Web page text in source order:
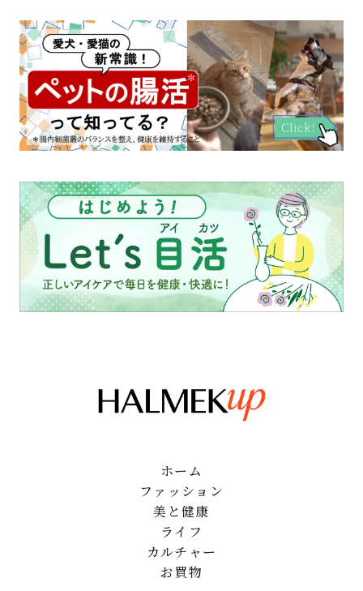
ホーム
ファッション
美と健康
ライフ
カルチャー
お買物